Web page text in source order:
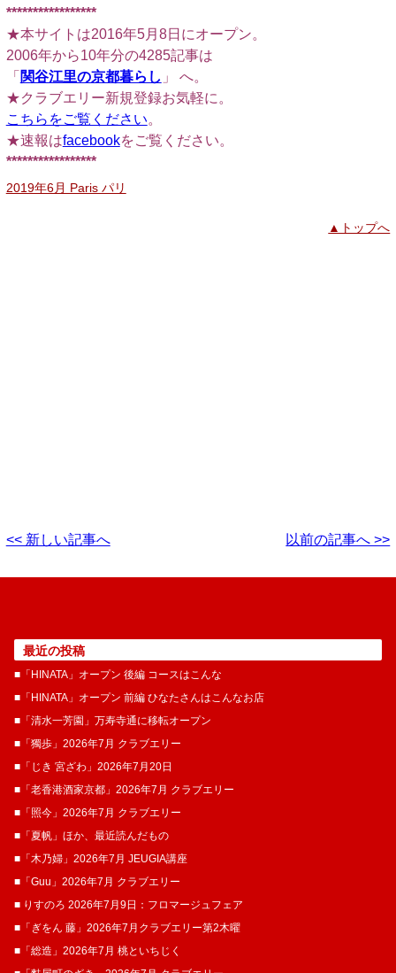
*****************
★本サイトは2016年5月8日にオープン。
2006年から10年分の4285記事は
「 関谷江里の京都暮らし 」 へ。
★クラブエリー新規登録お気軽に。
こちらをご覧ください。
★速報はfacebookをご覧ください。
*****************
2019年6月 Paris パリ
▲トップへ
<< 新しい記事へ 以前の記事へ >>
最近の投稿
■「HINATA」オープン 後編 コースはこんな
■「HINATA」オープン 前編 ひなたさんはこんなお店
■「清水一芳園」万寿寺通に移転オープン
■「獨歩」2026年7月 クラブエリー
■「じき 宮ざわ」2026年7月20日
■「老香港酒家京都」2026年7月 クラブエリー
■「照今」2026年7月 クラブエリー
■「夏帆」ほか、最近読んだもの
■「木乃婦」2026年7月 JEUGIA講座
■「Guu」2026年7月 クラブエリー
■ りすのろ 2026年7月9日：フロマージュフェア
■「ぎをん 藤」2026年7月クラブエリー第2木曜
■「総造」2026年7月 桃といちじく